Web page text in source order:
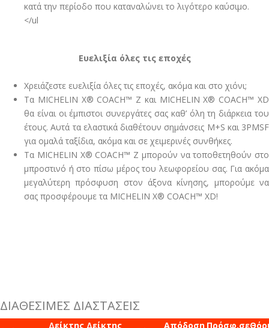
κατά την περίοδο που καταναλώνει το λιγότερο καύσιμο.
</ul
Ευελιξία όλες τις εποχές
Χρειάζεστε ευελιξία όλες τις εποχές, ακόμα και στο χιόνι;
Τα MICHELIN X® COACH™ Z και MICHELIN X® COACH™ XD
θα είναι οι έμπιστοι συνεργάτες σας καθ’ όλη τη διάρκεια του
έτους. Αυτά τα ελαστικά διαθέτουν σημάνσεις M+S και 3PMSF
για ομαλά ταξίδια, ακόμα και σε χειμερινές συνθήκες.
Τα MICHELIN X® COACH™ Z μπορούν να τοποθετηθούν στο
μπροστινό ή στο πίσω μέρος του λεωφορείου σας. Για ακόμα
μεγαλύτερη πρόσφυση στον άξονα κίνησης, μπορούμε να
σας προσφέρουμε τα MICHELIN X® COACH™ XD!
ΔΙΑΘΕΣΙΜΕΣ ΔΙΑΣΤΑΣΕΙΣ
Δείκτης Δείκτης
Απόδοση Πρόσφ.σε